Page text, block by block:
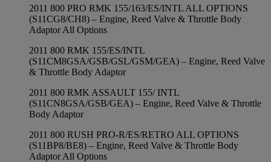
2011 800 PRO RMK 155/163/ES/INTL ALL OPTIONS
(S11CG8/CH8) – Engine, Reed Valve & Throttle Body
Adaptor All Options
2011 800 RMK 155/ES/INTL
(S11CM8GSA/GSB/GSL/GSM/GEA) – Engine, Reed Valve
& Throttle Body Adaptor
2011 800 RMK ASSAULT 155/ INTL
(S11CN8GSA/GSB/GEA) – Engine, Reed Valve & Throttle
Body Adaptor
2011 800 RUSH PRO-R/ES/RETRO ALL OPTIONS
(S11BP8/BE8) – Engine, Reed Valve & Throttle Body
Adaptor All Options